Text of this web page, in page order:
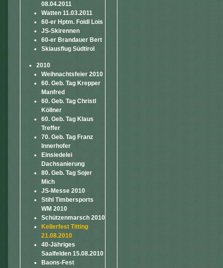
08.04.2011
Watten 11.03.2011
60-er Hptm. Foidl Lois
JS-Skirennen
60-er Brandauer Bert
Skiausflug Südtirol
2010
Weihnachtsfeier 2010
60. Geb. Tag Krepper
Manfred
60. Geb. Tag Christl
Köllner
60. Geb. Tag Klaus
Treffer
70. Geb. Tag Franz
Innerhofer
Einsiedelei
Dachsanierung
80. Geb. Tag Sojer
Mich
JS-Messe 2010
Stihl Timbersports
WM 2010
Schützenmarsch 2010
Kellerfest Titting
21.08.2010
40-Jähriges
Saalfelden 15.08.2010
Baons-Fest